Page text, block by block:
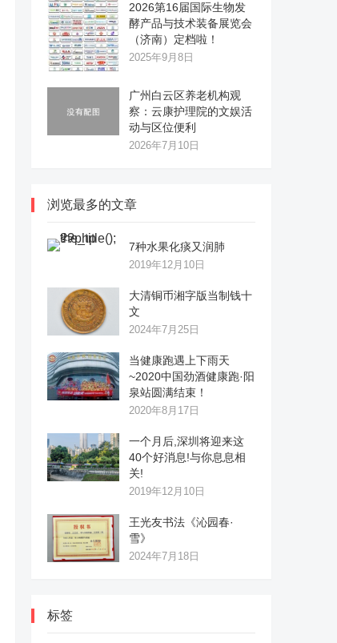
2026第16届国际生物发
酵产品与技术装备展览会
（济南）定档啦！
2025年9月8日
广州白云区养老机构观
察：云康护理院的文娱活
动与区位便利
2026年7月10日
浏览最多的文章
7种水果化痰又润肺
2019年12月10日
大清铜币湘字版当制钱十
文
2024年7月25日
当健康跑遇上下雨天
~2020中国劲酒健康跑·阳
泉站圆满结束！
2020年8月17日
一个月后,深圳将迎来这
40个好消息!与你息息相
关!
2019年12月10日
王光友书法《沁园春·
雪》
2024年7月18日
标签